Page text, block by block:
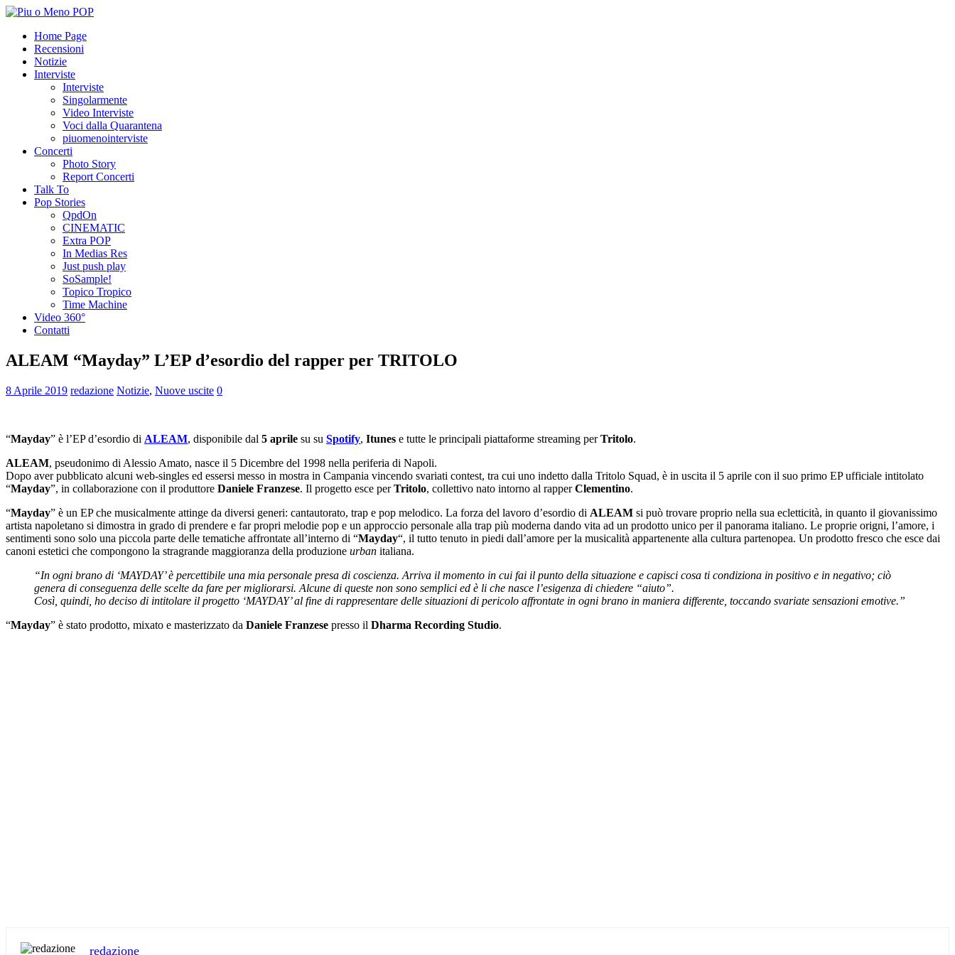
Home Page
Recensioni
Notizie
Interviste
Interviste
Singolarmente
Video Interviste
Voci dalla Quarantena
piuomenointerviste
Concerti
Photo Story
Report Concerti
Talk To
Pop Stories
QpdOn
CINEMATIC
Extra POP
In Medias Res
Just push play
SoSample!
Topico Tropico
Time Machine
Video 360°
Contatti
ALEAM “Mayday” L’EP d’esordio del rapper per TRITOLO
8 Aprile 2019 redazione Notizie, Nuove uscite 0
“Mayday” è l’EP d’esordio di ALEAM, disponibile dal 5 aprile su su Spotify, Itunes e tutte le principali piattaforme streaming perTritolo.
ALEAM, pseudonimo di Alessio Amato, nasce il 5 Dicembre del 1998 nella periferia di Napoli.
Dopo aver pubblicato alcuni web-singles ed essersi messo in mostra in Campania vincendo svariati contest, tra cui uno indetto dalla Tritolo Squad, è in uscita il 5 aprile con il suo primo EP ufficiale intitolato
“Mayday”, in collaborazione con il produttore Daniele Franzese. Il progetto esce perTritolo, collettivo nato intorno al rapperClementino.
“Mayday” è un EP che musicalmente attinge da diversi generi: cantautorato, trap e pop melodico. La forza del lavoro d’esordio di ALEAM si può trovare proprio nella sua ecletticità, in quanto il giovanissimo
artista napoletano si dimostra in grado di prendere e far propri melodie pop e un approccio personale alla trap più moderna dando vita ad un prodotto unico per il panorama italiano. Le proprie origni, l’amore, i
sentimenti sono solo una piccola parte delle tematiche affrontate all’interno di “Mayday“, il tutto tenuto in piedi dall’amore per la musicalità appartenente alla cultura partenopea. Un prodotto fresco che esce dai
canoni estetici che compongono la stragrande maggioranza della produzione urban italiana.
“In ogni brano di ‘MAYDAY’ è percettibile una mia personale presa di coscienza. Arriva il momento in cui fai il punto della situazione e capisci cosa ti condiziona in positivo e in negativo; ciò
genera di conseguenza delle scelte da fare per migliorarsi. Alcune di queste non sono semplici ed è li che nasce l’esigenza di chiedere “aiuto”.
Così, quindi, ho deciso di intitolare il progetto ‘MAYDAY’ al fine di rappresentare delle situazioni di pericolo affrontate in ogni brano in maniera differente, toccando svariate sensazioni emotive.”
“Mayday” è stato prodotto, mixato e masterizzato da Daniele Franzese presso il Dharma Recording Studio.
redazione